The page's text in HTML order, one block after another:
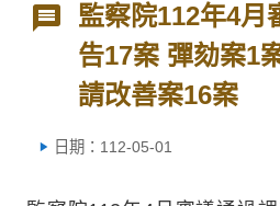
監察院112年4月
告17案 彈劾案1
請改善案16案
日期：112-05-01